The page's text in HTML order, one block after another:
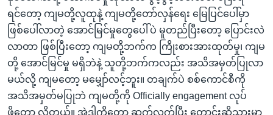
ရင်‌တော့ ကျမတို့လူထုနဲ့ ကျမတို့တော်လှန်‌ရေး မြေပြင်‌ပေါ်မှာ
ဖြစ်ပေါ်လာတဲ့ အောင်မြင်မှုတွေပေါ်ပဲ မူတည်ပြီးတော့ ပြောင်းလဲ
လာတာ ဖြစ်ပြီး‌တော့ ကျမတို့ဘက်က ကြိုးစားအားထုတ်မှု၊ ကျမ
တို့ အောင်မြင်မှု မရှိဘဲနဲ့ သူတို့ဘက်ကလည်း အသိအမှတ်ပြုလာ
မယ်လို့ ကျမတော့ မ‌မျှော်လင့်ဘူး။ တချက်ပဲ စစ်ကောင်စီကို
အသိအမှတ်မပြုဘဲ ကျမတို့ကို Officially engagement လုပ်
ဖို့‌တော့ လိုတယ်။ အဲဒါကိုတော့ ဆက်လက်ပြီး ‌တောင်းဆိုသွားမှာ